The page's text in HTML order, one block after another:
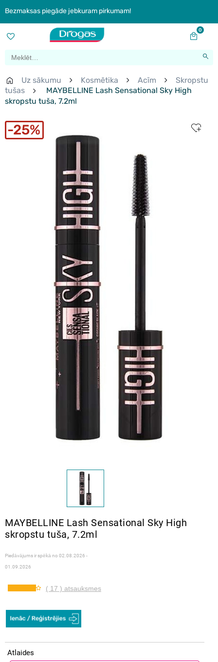
Bezmaksas piegāde jebkuram pirkumam!
0
Uz sākumu Kosmētika Acīm
Skropstu
tušas
MAYBELLINE Lash Sensational Sky High
skropstu tuša, 7.2ml
25%
MAYBELLINE Lash Sensational Sky High
skropstu tuša, 7.2ml
Piedāvājums ir spēkā no 02.08.2026 -
01.09.2026
( 17 ) atsauksmes
Atlaides